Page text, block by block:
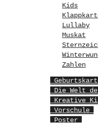
Kids
Lullaby
Muskat
Zahlen
Die Welt
Kreative
Vorschule
Poster